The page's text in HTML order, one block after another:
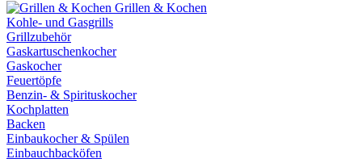
Grillen & Kochen
Kohle- und Gasgrills
Grillzubehör
Gaskartuschenkocher
Gaskocher
Feuertöpfe
Benzin- & Spirituskocher
Kochplatten
Backen
Einbaukocher & Spülen
Einbauchbacköfen